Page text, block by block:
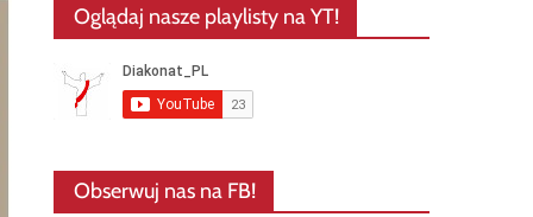
Oglądaj nasze playlisty na YT!
Obserwuj nas na FB!